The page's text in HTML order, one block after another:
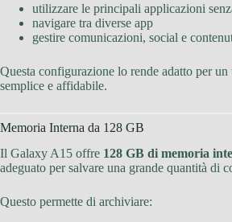
utilizzare le principali applicazioni
navigare tra diverse app
gestire comunicazioni, social e
Questa configurazione lo rende adatto per
semplice e affidabile.
Memoria Interna da 128 GB
Il Galaxy A15 offre 128 GB di memoria
adeguato per salvare una grande quantità di
Questo permette di archiviare: